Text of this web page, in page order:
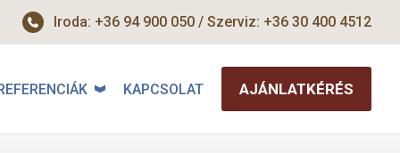
Iroda: +36 94 900 050 / Szerviz: +36 30 400 4512
KAPCSOLAT AJÁNLATKÉRÉS